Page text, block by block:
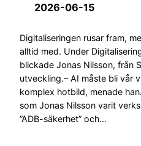
2026-06-15
Digitaliseringen rusar fram,
alltid med. Under
blickade Jonas Nilsson, från
utveckling.– AI måste bli vår
komplex hotbild, menade
som Jonas Nilsson varit
”ADB-säkerhet” och…